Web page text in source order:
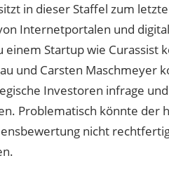
in dieser Staffel zum
Internetportalen und
einem Startup wie
und Carsten Maschmeyer
Investoren infrage
Problematisch könnte der
nicht